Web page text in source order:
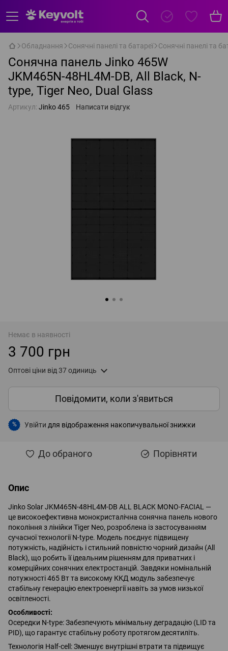
Обладнання Сонячні панелі та батареї Сонячні панелі та
Сонячна панель Jinko 465W
JKM465N-48HL4M-DB, All Black, N-
type, Tiger Neo, Dual Glass
Артикул: Jinko 465 Написати відгук
Немає в наявності
3 700 грн
Оптові ціни від 37 одиниць
Повідомити, коли з'явиться
% Увійти для відображення накопичувальної знижки
До обраного Порівняти
Опис
Jinko Solar JKM465N-48HL4M-DB ALL BLACK MONO-FACIAL —
це високоефективна монокристалічна сонячна панель нового
покоління з лінійки Tiger Neo, розроблена із застосуванням
сучасної технології N-type. Модель поєднує підвищену
потужність, надійність і стильний повністю чорний дизайн (All
Black), що робить її ідеальним рішенням для приватних і
комерційних сонячних електростанцій. Завдяки номінальній
потужності 465 Вт та високому ККД модуль забезпечує
стабільну генерацію електроенергії навіть за умов низької
освітленості.
Особливості:
Осередки N-type: Забезпечують мінімальну деградацію (LID та
PID), що гарантує стабільну роботу протягом десятиліть.
Технологія Half-cell: Зменшує внутрішні втрати та підвищує